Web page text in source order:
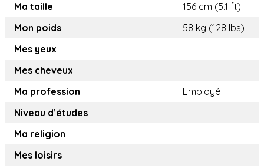
Ma taille
156 cm (5.1 ft)
Mon poids
58 kg (128 lbs)
Mes yeux
Mes cheveux
Ma profession
Employé
Niveau d’études
Ma religion
Mes loisirs